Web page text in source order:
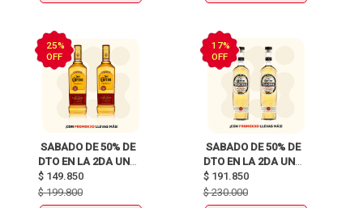
25%
OFF
SABADO DE 50% DE
DTO EN LA 2DA UND
DE TEQUILAS JOSE
CUERVO
$ 149.850
$199.800
17%
OFF
SABADO DE 50% DE
DTO EN LA 2DA UND
DE TEQUILAS JOSE
CUERVO
$ 191.850
$230.000